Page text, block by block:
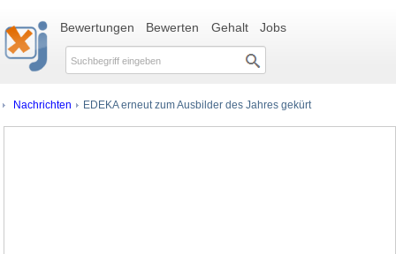
Bewertungen Bewerten Gehalt Jobs
Nachrichten EDEKA erneut zum Ausbilder des Jahres gekürt